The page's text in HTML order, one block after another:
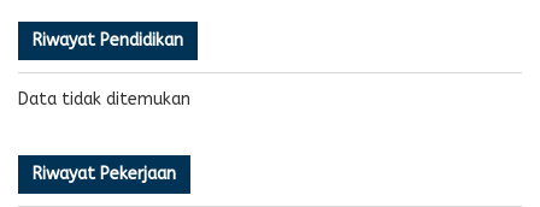
Riwayat Pendidikan
Data tidak ditemukan
Riwayat Pekerjaan